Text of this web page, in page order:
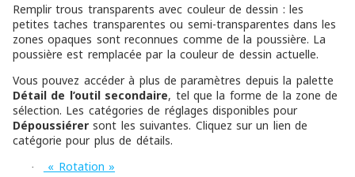
Remplir trous transparents avec couleur de dessin : les
petites taches transparentes ou semi-transparentes dans les
zones opaques sont reconnues comme de la poussière. La
poussière est remplacée par la couleur de dessin actuelle.
Vous pouvez accéder à plus de paramètres depuis la palette
Détail de l’outil secondaire, tel que la forme de la zone de
sélection. Les catégories de réglages disponibles pour
Dépoussiérer sont les suivantes. Cliquez sur un lien de
catégorie pour plus de détails.
· « Rotation »